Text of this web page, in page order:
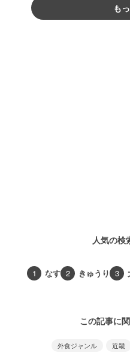
も
人気の検
1 なす 2 きゅうり 3
この記事に
外食ジャンル 近畿